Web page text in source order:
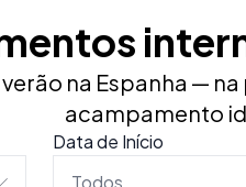
na Espanha —
acampamento
Data de Início
Todos